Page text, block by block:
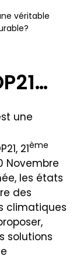
véritable
une
21ème
Novembre
les états
des
climatiques
solutions